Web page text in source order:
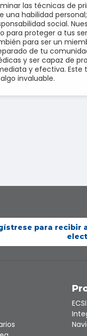
las técnicas de
una habilidad
social.
para proteger a tus
para ser un
de tu
y ser capaz de
y efectiva. Este
invaluable.
para recibir
ECSI